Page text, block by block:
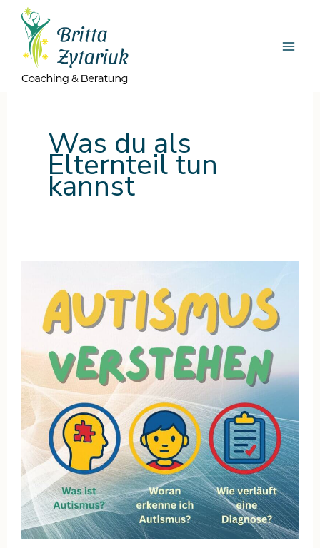
Zum
Inhalt
springen
Was du als
Elternteil tun
kannst
Kindern
verstehen:
Symptome,
Diagnose
&
was
Eltern
wirklich
wissen
müssen